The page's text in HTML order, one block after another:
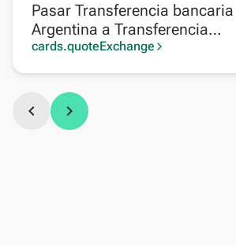
Pasar Transferencia bancaria
Argentina a Transferencia
bancaria Argentina en dólares
cards.quoteExchange arrow_forward_ios
chevron_left chevron_right